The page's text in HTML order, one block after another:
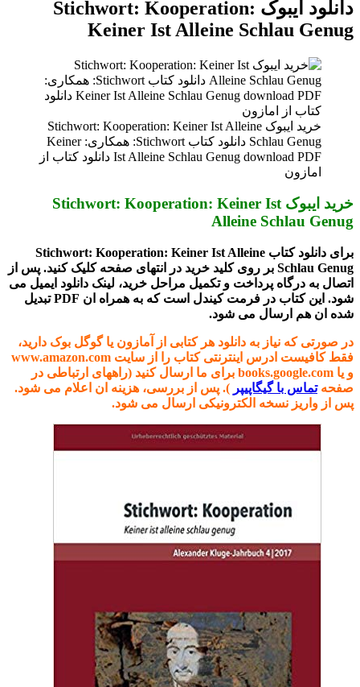
دانلود ایبوک Stichwort: Kooperation:
Keiner Ist Alleine Schlau Genug
خرید ایبوک Stichwort: Kooperation: Keiner Ist Alleine
Schlau Genug دانلود کتاب Stichwort: همکاری: Keiner
Ist Alleine Schlau Genug download PDF دانلود کتاب از
امازون
خرید ایبوک Stichwort: Kooperation: Keiner Ist
Alleine Schlau Genug
برای دانلود کتاب Stichwort: Kooperation: Keiner Ist Alleine
Schlau Genug بر روی کلید خرید در انتهای صفحه کلیک کنید. پس از
اتصال به درگاه پرداخت و تکمیل مراحل خرید، لینک دانلود ایمیل می
شود. این کتاب در فرمت کیندل است که به همراه ان PDF تبدیل
شده ان هم ارسال می شود.
در صورتی که نیاز به دانلود هر کتابی از آمازون یا گوگل بوک دارید،
فقط کافیست ادرس اینترنتی کتاب را از سایت www.amazon.com
و یا books.google.com برای ما ارسال کنید (راههای ارتباطی در
صفحهتماس با گیگاپیپر ). پس از بررسی، هزینه ان اعلام می شود.
پس از واریز نسخه الکترونیکی ارسال می شود.